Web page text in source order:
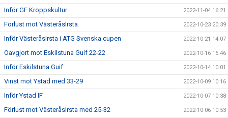
Inför GF Kroppskultur 2022-11-04 16:21
Förlust mot VästeråsIrsta 2022-10-23 20:39
Inför VästeråsIrsta i ATG Svenska cupen 2022-10-21 14:07
Oavgjort mot Eskilstuna Guif 22-22 2022-10-16 15:46
Inför Eskilstuna Guif 2022-10-14 10:01
Vinst mot Ystad med 33-29 2022-10-09 10:16
Inför Ystad IF 2022-10-07 10:38
Förlust mot VästeråsIrsta med 25-32 2022-10-06 10:53